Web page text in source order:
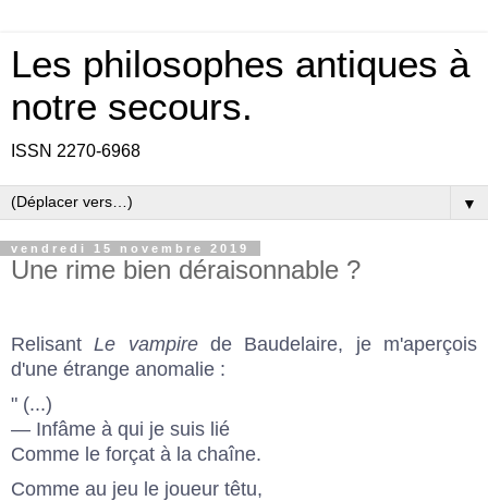
Les philosophes antiques à
notre secours.
ISSN 2270-6968
▼
vendredi 15 novembre 2019
Une rime bien déraisonnable ?
RelisantLe vampirede Baudelaire, je m'aperçois
d'une étrange anomalie :
" (...)
— Infâme à qui je suis lié
Comme le forçat à la chaîne.
Comme au jeu le joueur têtu,